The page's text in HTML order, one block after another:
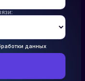
данных